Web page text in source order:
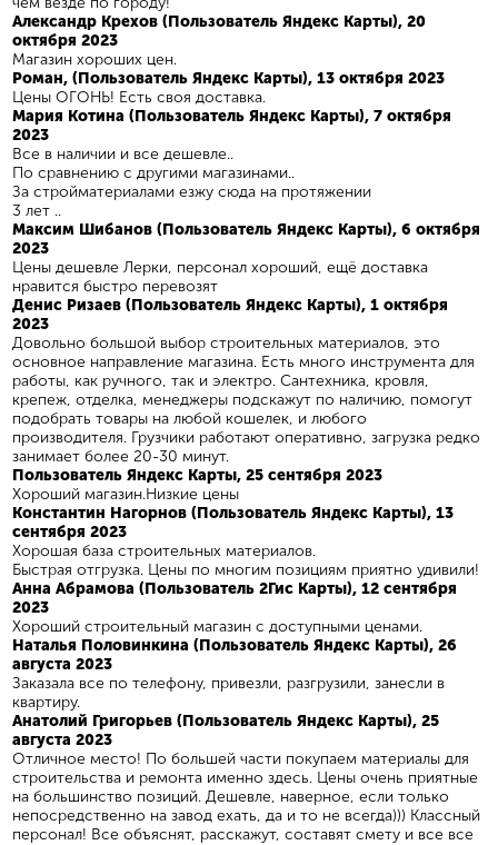
Александр Крехов (Пользователь Яндекс Карты), 20
октября 2023
Магазин хороших цен.
Роман, (Пользователь Яндекс Карты), 13 октября 2023
Цены ОГОНЬ! Есть своя доставка.
Мария Котина (Пользователь Яндекс Карты), 7 октября
2023
Все в наличии и все дешевле..
По сравнению с другими магазинами..
За стройматериалами езжу сюда на протяжении
3 лет ..
Максим Шибанов (Пользователь Яндекс Карты), 6 октября
2023
Цены дешевле Лерки, персонал хороший, ещё доставка
нравится быстро перевозят
Денис Ризаев (Пользователь Яндекс Карты), 1 октября
2023
Довольно большой выбор строительных материалов, это
основное направление магазина. Есть много инструмента для
работы, как ручного, так и электро. Сантехника, кровля,
крепеж, отделка, менеджеры подскажут по наличию, помогут
подобрать товары на любой кошелек, и любого
производителя. Грузчики работают оперативно, загрузка редко
занимает более 20-30 минут.
Пользователь Яндекс Карты, 25 сентября 2023
Хороший магазин.Низкие цены
Константин Нагорнов (Пользователь Яндекс Карты), 13
сентября 2023
Хорошая база строительных материалов.
Быстрая отгрузка. Цены по многим позициям приятно удивили!
Анна Абрамова (Пользователь 2Гис Карты), 12 сентября
2023
Хороший строительный магазин с доступными ценами.
Наталья Половинкина (Пользователь Яндекс Карты), 26
августа 2023
Заказала все по телефону, привезли, разгрузили, занесли в
квартиру.
Анатолий Григорьев (Пользователь Яндекс Карты), 25
августа 2023
Отличное место! По большей части покупаем материалы для
строительства и ремонта именно здесь. Цены очень приятные
на большинство позиций. Дешевле, наверное, если только
непосредственно на завод ехать, да и то не всегда))) Классный
персонал! Все объяснят, расскажут, составят смету и все все